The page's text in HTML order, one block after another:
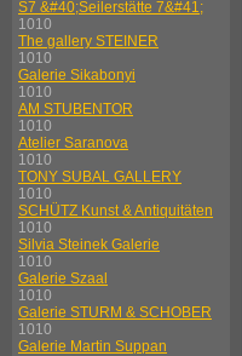
S7 &#40;Seilerstätte 7&#41;
1010
The gallery STEINER
1010
Galerie Sikabonyi
1010
AM STUBENTOR
1010
Atelier Saranova
1010
TONY SUBAL GALLERY
1010
SCHÜTZ Kunst & Antiquitäten
1010
Silvia Steinek Galerie
1010
Galerie Szaal
1010
Galerie STURM & SCHOBER
1010
Galerie Martin Suppan